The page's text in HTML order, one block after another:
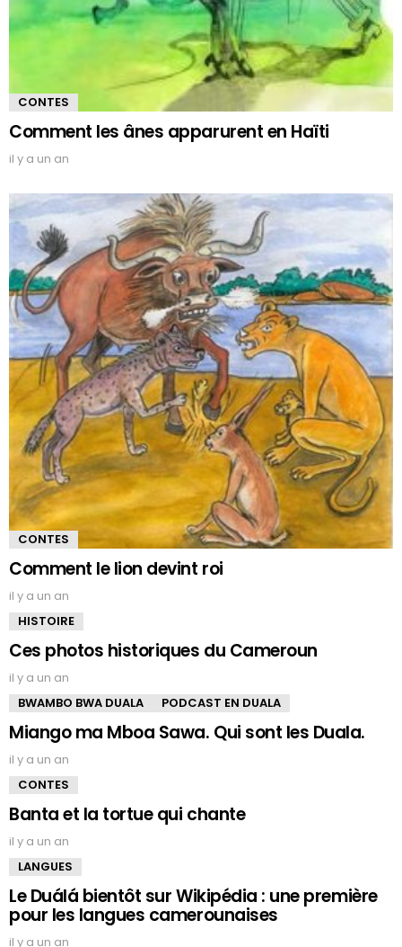
CONTES
Comment les ânes apparurent en Haïti
il y a un an
CONTES
Comment le lion devint roi
il y a un an
HISTOIRE
Ces photos historiques du Cameroun
il y a un an
BWAMBO BWA DUALA
PODCAST EN DUALA
Miango ma Mboa Sawa. Qui sont les Duala.
il y a un an
CONTES
Banta et la tortue qui chante
il y a un an
LANGUES
Le Duálá bientôt sur Wikipédia : une première
pour les langues camerounaises
il y a un an